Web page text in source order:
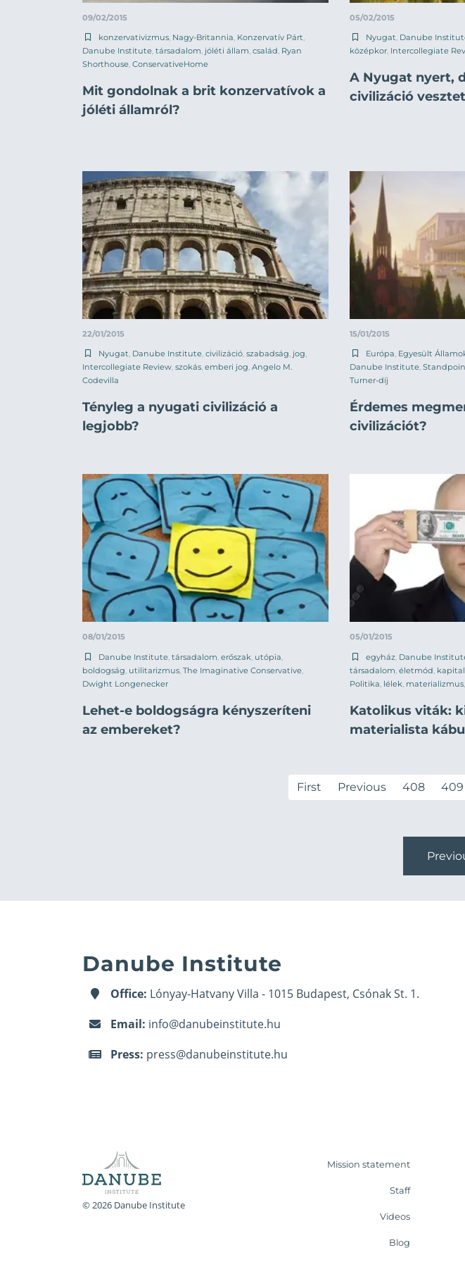
09/02/2015
konzervativizmus Nagy-Britannia Konzervatív Párt
Danube Institute társadalom jóléti állam család Ryan
Shorthouse ConservativeHome
Mit gondolnak a brit konzervatívok a
jóléti államról?
05/02/2015
Nyugat Danube
középkor Intercollegiate
A Nyugat nyert,
civilizáció
22/01/2015
Nyugat, Danube Institute, civilizáció, szabadság, jog,
Intercollegiate Review, szokás, emberi jog, Angelo M.
Codevilla
Tényleg a nyugati civilizáció a
legjobb?
15/01/2015
Európa, Egyesült
Danube Institute,
Turner-díj
Érdemes
civilizációt?
08/01/2015
Danube Institute társadalom erőszak utópia
boldogság utilitarizmus The Imaginative Conservative
Dwight Longenecker
Lehet-e boldogságra kényszeríteni
az embereket?
05/01/2015
egyház Danube
társadalom életmód
Politika lélek materializmus
Katolikus viták:
materialista
First Previous 408 409
Danube Institute
Office: Lónyay-Hatvany Villa - 1015 Budapest, Csónak St. 1.
Email: info@danubeinstitute.hu
Press: press@danubeinstitute.hu
© 2026 Danube Institute
Mission statement
Staff
Videos
Blog